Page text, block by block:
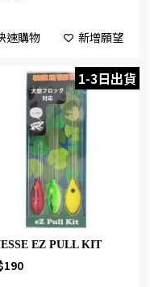
速購物 新增願望
1-3日出貨
EZ PULL KIT
190